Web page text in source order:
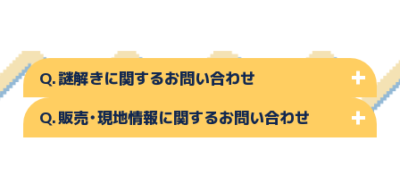
やめください。また、謎解き周遊をする際には車両などに注意
し街中の設備や消火栓、看板などには触れたりしないでくだ
さい。
イベント参加中、一般の方のご迷惑になる場所（とくに謎解き
謎解きに関するお問い合わせ
『KAGENAZO（運営：FUN SPIRITS株式会社）』
お問い合わせ：https://kagenazo.com/contact/
販売・現地情報に関するお問い合わせ